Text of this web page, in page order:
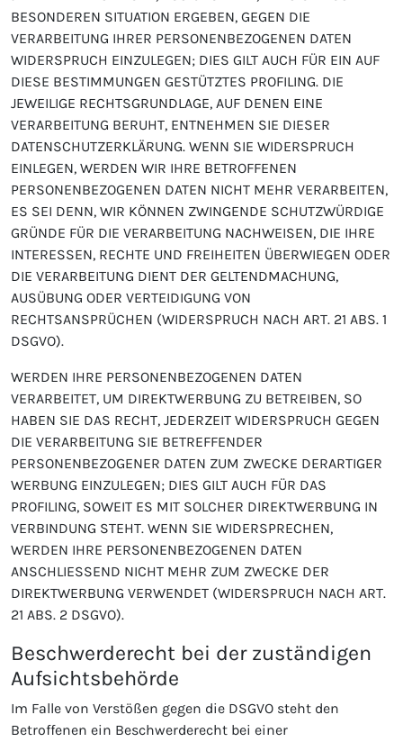
BESONDEREN SITUATION ERGEBEN, GEGEN DIE
VERARBEITUNG IHRER PERSONENBEZOGENEN DATEN
WIDERSPRUCH EINZULEGEN; DIES GILT AUCH FÜR EIN AUF
DIESE BESTIMMUNGEN GESTÜTZTES PROFILING. DIE
JEWEILIGE RECHTSGRUNDLAGE, AUF DENEN EINE
VERARBEITUNG BERUHT, ENTNEHMEN SIE DIESER
DATENSCHUTZERKLÄRUNG. WENN SIE WIDERSPRUCH
EINLEGEN, WERDEN WIR IHRE BETROFFENEN
PERSONENBEZOGENEN DATEN NICHT MEHR VERARBEITEN,
ES SEI DENN, WIR KÖNNEN ZWINGENDE SCHUTZWÜRDIGE
GRÜNDE FÜR DIE VERARBEITUNG NACHWEISEN, DIE IHRE
INTERESSEN, RECHTE UND FREIHEITEN ÜBERWIEGEN ODER
DIE VERARBEITUNG DIENT DER GELTENDMACHUNG,
AUSÜBUNG ODER VERTEIDIGUNG VON
RECHTSANSPRÜCHEN (WIDERSPRUCH NACH ART. 21 ABS. 1
DSGVO).
WERDEN IHRE PERSONENBEZOGENEN DATEN
VERARBEITET, UM DIREKTWERBUNG ZU BETREIBEN, SO
HABEN SIE DAS RECHT, JEDERZEIT WIDERSPRUCH GEGEN
DIE VERARBEITUNG SIE BETREFFENDER
PERSONENBEZOGENER DATEN ZUM ZWECKE DERARTIGER
WERBUNG EINZULEGEN; DIES GILT AUCH FÜR DAS
PROFILING, SOWEIT ES MIT SOLCHER DIREKTWERBUNG IN
VERBINDUNG STEHT. WENN SIE WIDERSPRECHEN,
WERDEN IHRE PERSONENBEZOGENEN DATEN
ANSCHLIESSEND NICHT MEHR ZUM ZWECKE DER
DIREKTWERBUNG VERWENDET (WIDERSPRUCH NACH ART.
21 ABS. 2 DSGVO).
Beschwerde­recht bei der zuständigen
Aufsichts­behörde
Im Falle von Verstößen gegen die DSGVO steht den
Betroffenen ein Beschwerderecht bei einer